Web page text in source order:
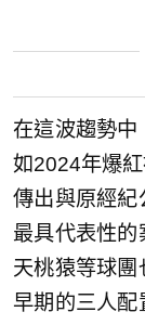
在這波趨勢中
如2024年爆
傳出與原經紀
最具代表性
天桃猿等球
早期的三人配